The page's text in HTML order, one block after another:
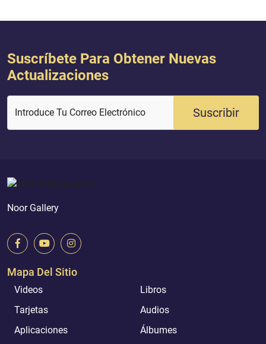
Suscríbete Para Obtener Nuevas
Actualizaciones
Introduce Tu Correo Electrónico Suscribir
Noor Gallery
Mapa Del Sitio
Videos
Libros
Tarjetas
Audios
Aplicaciones
Álbumes